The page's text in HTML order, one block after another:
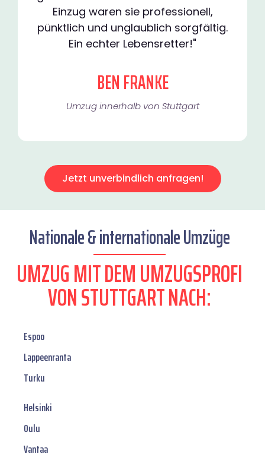
Einzug waren sie professionell,
pünktlich und unglaublich sorgfältig.
Ein echter Lebensretter!"
BEN FRANKE
Umzug innerhalb von Stuttgart​
Jetzt unverbindlich anfragen!
Nationale & internationale Umzüge
UMZUG MIT DEM UMZUGSPROFI
VON STUTTGART NACH:
Espoo
Lappeenranta
Turku
Helsinki
Oulu
Vantaa